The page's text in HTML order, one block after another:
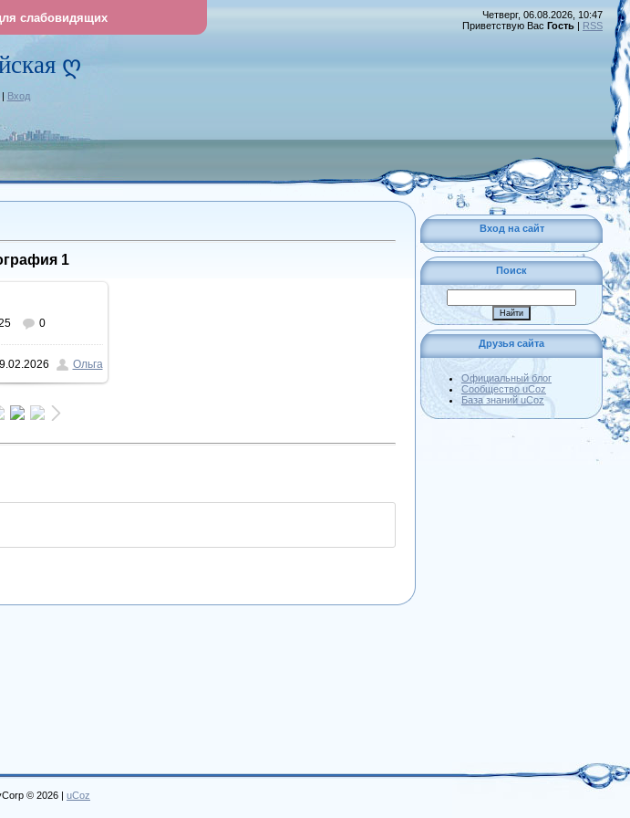
слабовидящих
ღ
| Вход
Четверг, 06.08.2026, 10:47
Приветствую Вас Гость | RSS
1
размере
/ 324.8Kb
0
Ольга
Вход на сайт
Поиск
Друзья сайта
Официальный блог
Сообщество uCoz
База знаний uCoz
© 2026 | uCoz